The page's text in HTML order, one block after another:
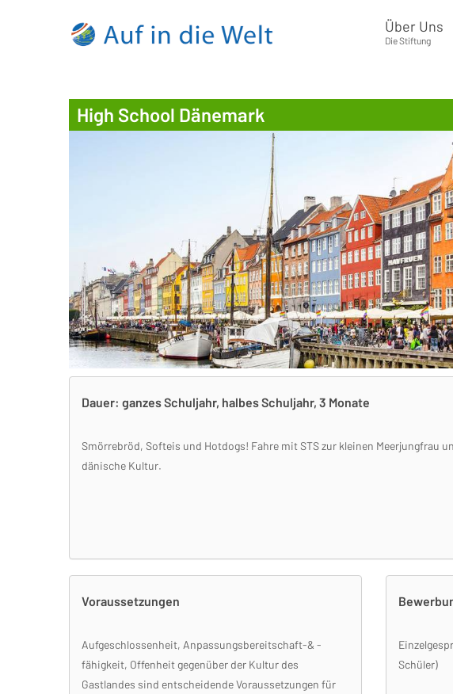
Über Uns
Die Stiftung
High School Dänemark
Dauer: ganzes Schuljahr, halbes Schuljahr, 3 Monate
Smörrebröd, Softeis und Hotdogs! Fahre mit STS zur kleinen Meerjungfrau
dänische Kultur.
Voraussetzungen
Aufgeschlossenheit, Anpassungsbereitschaft-& -
fähigkeit, Offenheit gegenüber der Kultur des
Gastlandes sind entscheidende Voraussetzungen für
Schüler)